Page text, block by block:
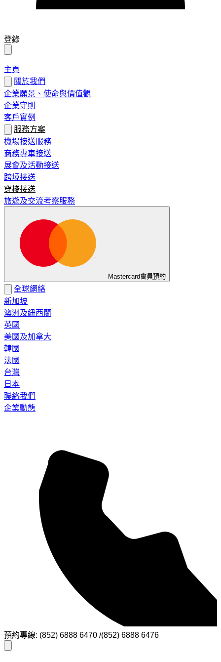
登錄
主頁
關於我們
企業願景、使命與價值觀
企業守則
客戶實例
服務方案
機場接送服務
商務專車接送
展會及活動接送
跨境接送
穿梭接送
旅遊及交流考察服務
Mastercard會員預約
全球網絡
新加坡
澳洲及紐西蘭
英國
美國及加拿大
韓國
法國
台灣
日本
聯絡我們
企業動態
預約專線: (852) 6888 6470 /(852) 6888 6476